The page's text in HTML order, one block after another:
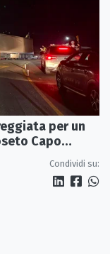
per un
Capo
Condividi su: